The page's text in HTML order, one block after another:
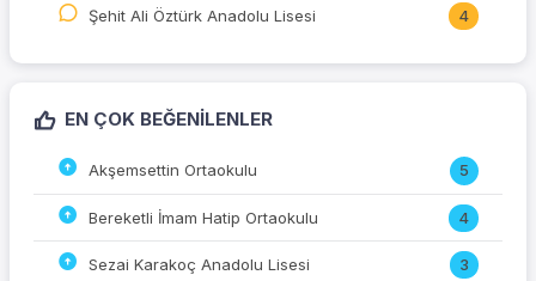
Şehit Ali Öztürk Anadolu Lisesi 4
EN ÇOK BEĞENILENLER
Akşemsettin Ortaokulu 5
Bereketli İmam Hatip Ortaokulu 4
Sezai Karakoç Anadolu Lisesi 3